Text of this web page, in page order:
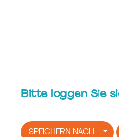
Bitte loggen Sie
SPEICHERN NACH